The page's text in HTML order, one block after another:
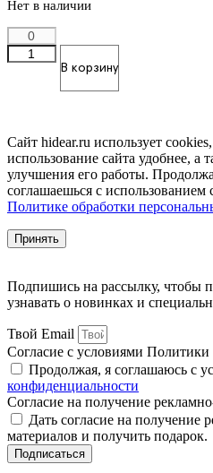
Нет в наличии
Количество
товара
4
шт
В корзину
Сайт hidear.ru использует
использование сайта удобнее, а
улучшения его работы.
соглашаешься с
Политике обработки
Принять
Подпишись на рассылку, чтобы
узнавать о новинках и
Твой Email
Согласие с условиями
Продолжая, я соглашаюсь с
конфиденциальности
Согласие на получение
Дать согласие на
материалов и получить подарок.
Подписаться